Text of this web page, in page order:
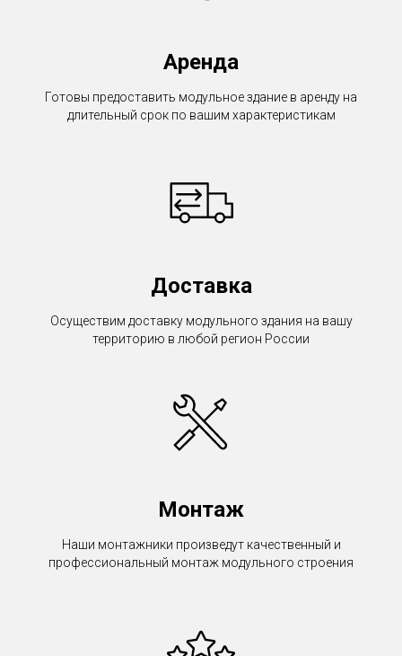
Аренда
Готовы предоставить модульное здание в аренду на
длительный срок по вашим характеристикам
Доставка
Осуществим доставку модульного здания на вашу
территорию в любой регион России
Монтаж
Наши монтажники произведут качественный и
профессиональный монтаж модульного строения